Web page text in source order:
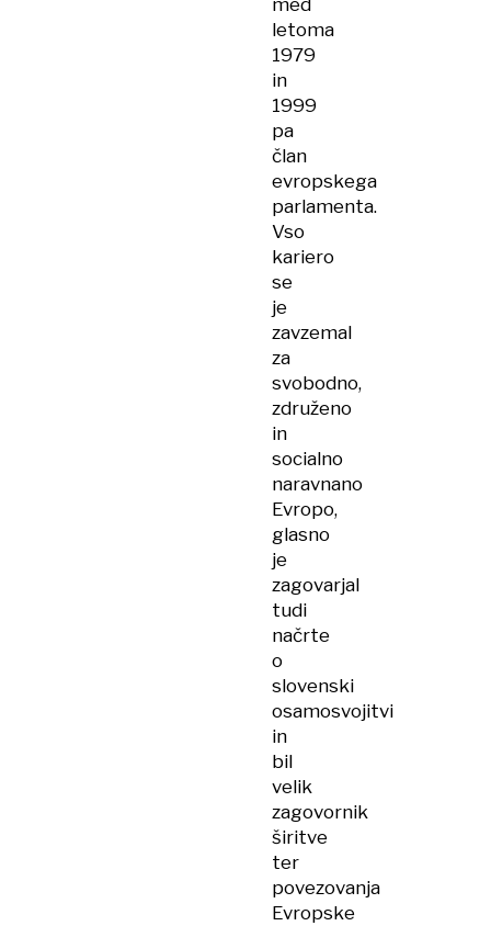
med
letoma
1979
in
1999
pa
član
evropskega
parlamenta.
Vso
kariero
se
je
zavzemal
za
svobodno,
združeno
in
socialno
naravnano
Evropo,
glasno
je
zagovarjal
tudi
načrte
o
slovenski
osamosvojitvi
in
bil
velik
zagovornik
širitve
ter
povezovanja
Evropske